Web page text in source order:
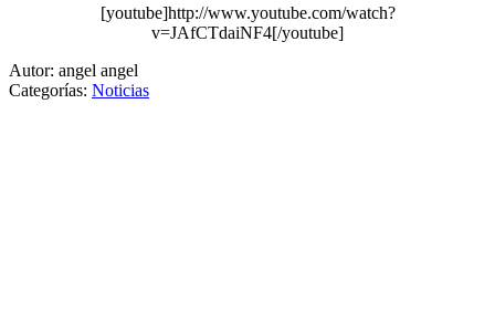
[youtube]http://www.youtube.com/watch?
v=JAfCTdaiNF4[/youtube]
Autor: angel angel
Categorías: Noticias